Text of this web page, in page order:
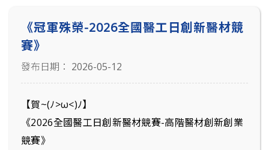
《冠軍殊榮-2026全國醫工日創新醫材競
賽》
發布日期： 2026-05-12
【賀~(ﾉ>ω<)ﾉ】
《2026全國醫工日創新醫材競賽-高階醫材創新創業
競賽》